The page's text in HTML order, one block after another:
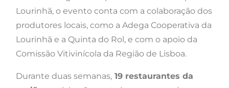
Lourinhã, o evento conta com a colaboração dos
produtores locais, como a Adega Cooperativa da
Lourinhã e a Quinta do Rol, e com o apoio da
Comissão Vitivinícola da Região de Lisboa.
Durante duas semanas, 19 restaurantes da